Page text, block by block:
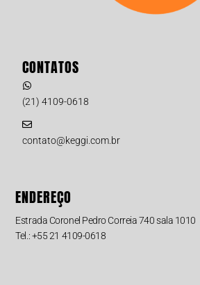
CONTATOS
(21) 4109-0618
contato@keggi.com.br
ENDEREÇO
Estrada Coronel Pedro Correia 740 sala 1010
Tel.: +55 21 4109-0618